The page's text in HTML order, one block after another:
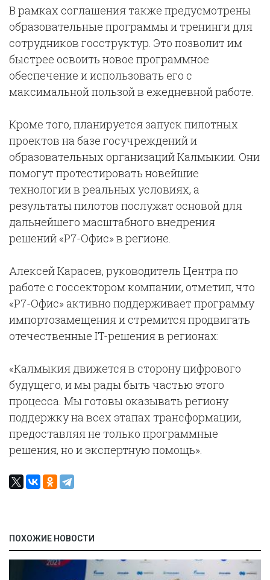
В рамках соглашения также предусмотрены
образовательные программы и тренинги для
сотрудников госструктур. Это позволит им
быстрее освоить новое программное
обеспечение и использовать его с
максимальной пользой в ежедневной работе.
Кроме того, планируется запуск пилотных
проектов на базе госучреждений и
образовательных организаций Калмыкии. Они
помогут протестировать новейшие
технологии в реальных условиях, а
результаты пилотов послужат основой для
дальнейшего масштабного внедрения
решений «Р7-Офис» в регионе.
Алексей Карасев, руководитель Центра по
работе с госсектором компании, отметил, что
«Р7-Офис» активно поддерживает программу
импортозамещения и стремится продвигать
отечественные IT-решения в регионах:
«Калмыкия движется в сторону цифрового
будущего, и мы рады быть частью этого
процесса. Мы готовы оказывать региону
поддержку на всех этапах трансформации,
предоставляя не только программные
решения, но и экспертную помощь».
ПОХОЖИЕ НОВОСТИ